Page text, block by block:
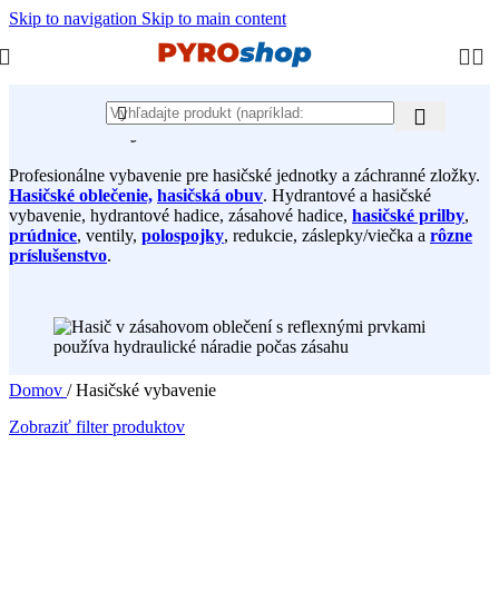
Skip to navigation Skip to main content
Hasičské vybavenie
Profesionálne vybavenie pre hasičské jednotky a záchranné zložky.
Hasičské oblečenie, hasičská obuv. Hydrantové a hasičské
vybavenie, hydrantové hadice, zásahové hadice, hasičské prilby,
prúdnice, ventily, polospojky, redukcie, záslepky/viečka a rôzne
príslušenstvo.
Domov / Hasičské vybavenie
Zobraziť filter produktov